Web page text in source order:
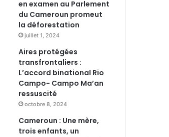
en examen au Parlement
du Cameroun promeut
la déforestation
juillet 1, 2024
Aires protégées
transfrontaliers :
L’accord binational Rio
Campo- Campo Ma’an
ressuscité
octobre 8, 2024
Cameroun : Une mère,
trois enfants, un